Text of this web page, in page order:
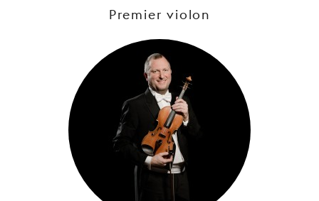
ABONNEMENTS
VOTRE
VISITE
JEUNE
PUBLIC
MONNAIE
SOUTENIR
Premier violon